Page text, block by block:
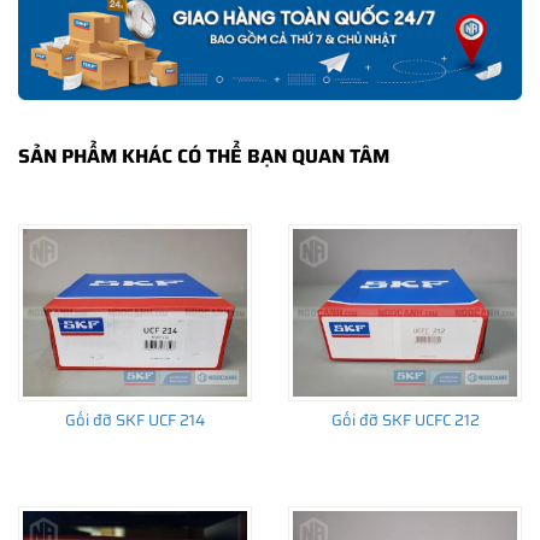
Email: info@ngocanh.com
SẢN PHẨM KHÁC CÓ THỂ BẠN QUAN TÂM
Gối đỡ SKF UCF 214 Gối đỡ SKF UCFC 212